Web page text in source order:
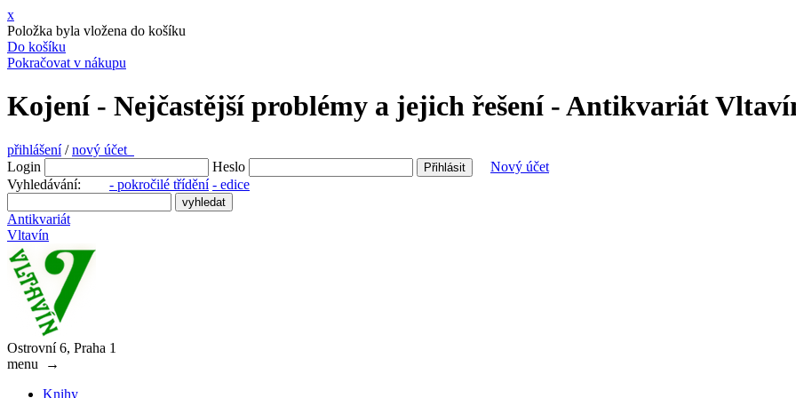
x
Položka byla vložena do košíku
Do košíku
Pokračovat v nákupu
Kojení - Nejčastější problémy a jejich řešení - Antikvariát
přihlášení/nový účet
Login
Heslo
Nový účet
Vyhledávání: - pokročilé třídění - edice
Antikvariát
Vltavín
Ostrovní 6, Praha 1
menu
→
Knihy